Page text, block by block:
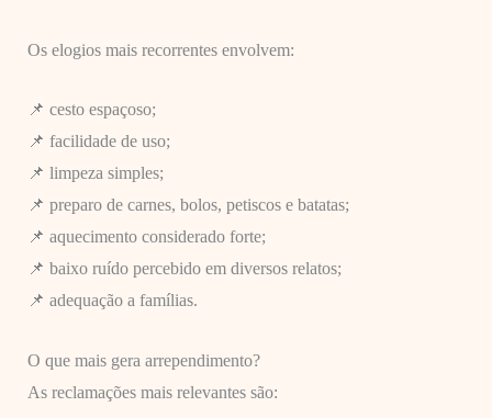
Os elogios mais recorrentes envolvem:
📌 cesto espaçoso;
📌 facilidade de uso;
📌 limpeza simples;
📌 preparo de carnes, bolos, petiscos e batatas;
📌 aquecimento considerado forte;
📌 baixo ruído percebido em diversos relatos;
📌 adequação a famílias.
O que mais gera arrependimento?
As reclamações mais relevantes são: